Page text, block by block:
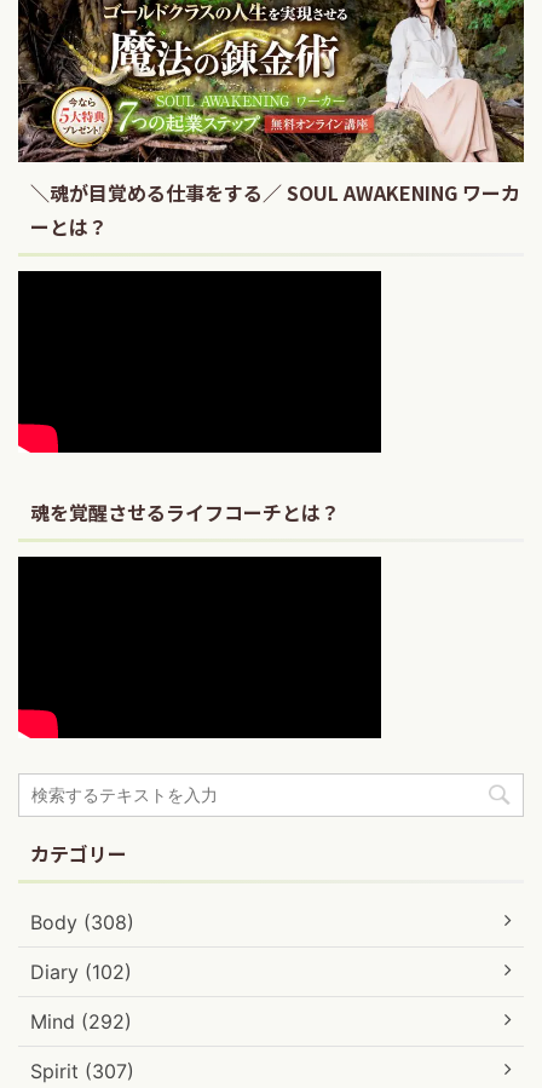
＼魂が目覚める仕事をする／ SOUL AWAKENING ワーカ
ーとは？
魂を覚醒させるライフコーチとは？
カテゴリー
Body (308)
Diary (102)
Mind (292)
Spirit (307)